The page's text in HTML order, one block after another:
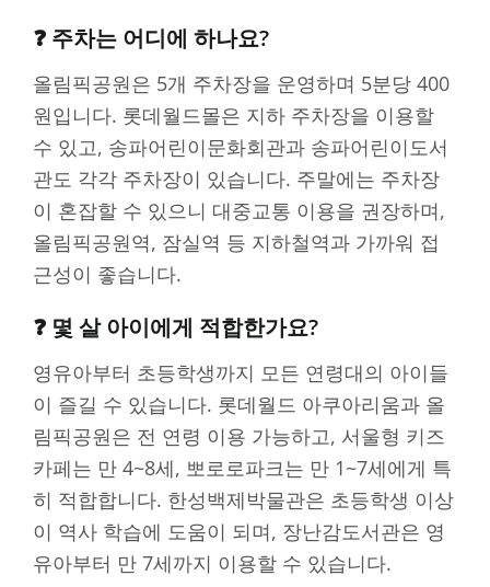
❓ 주차는 어디에 하나요?
올림픽공원은 5개 주차장을 운영하며 5분당 400
원입니다. 롯데월드몰은 지하 주차장을 이용할
수 있고, 송파어린이문화회관과 송파어린이도서
관도 각각 주차장이 있습니다. 주말에는 주차장
이 혼잡할 수 있으니 대중교통 이용을 권장하며,
올림픽공원역, 잠실역 등 지하철역과 가까워 접
근성이 좋습니다.
❓ 몇 살 아이에게 적합한가요?
영유아부터 초등학생까지 모든 연령대의 아이들
이 즐길 수 있습니다. 롯데월드 아쿠아리움과 올
림픽공원은 전 연령 이용 가능하고, 서울형 키즈
카페는 만 4~8세, 뽀로로파크는 만 1~7세에게 특
히 적합합니다. 한성백제박물관은 초등학생 이상
이 역사 학습에 도움이 되며, 장난감도서관은 영
유아부터 만 7세까지 이용할 수 있습니다.